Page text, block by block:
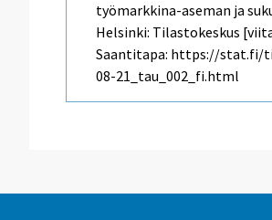
työmarkkina-aseman ja
Helsinki: Tilastokeskus
Saantitapa: https://stat.fi/
08-21_tau_002_fi.html